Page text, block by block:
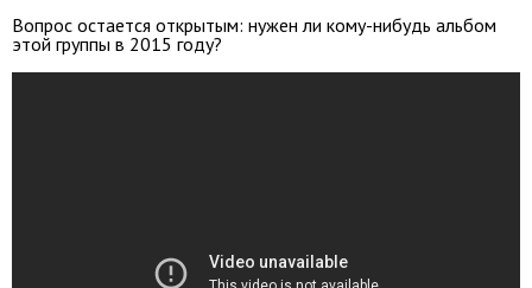
Вопрос остается открытым: нужен ли кому-нибудь альбом
этой группы в 2015 году?